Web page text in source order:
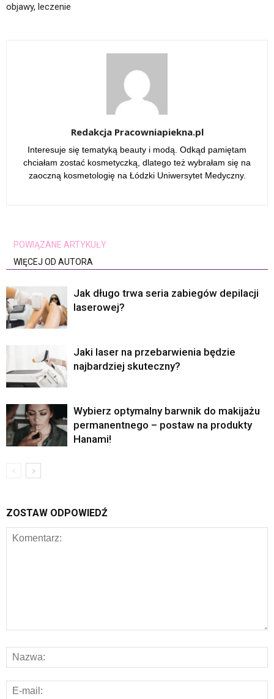
objawy, leczenie
Redakcja Pracowniapiekna.pl
Interesuje się tematyką beauty i modą. Odkąd pamiętam
chciałam zostać kosmetyczką, dlatego też wybrałam się na
zaoczną kosmetologię na Łódzki Uniwersytet Medyczny.
POWIĄZANE ARTYKUŁY
WIĘCEJ OD AUTORA
Jak długo trwa seria zabiegów depilacji
laserowej?
Jaki laser na przebarwienia będzie
najbardziej skuteczny?
Wybierz optymalny barwnik do makijażu
permanentnego – postaw na produkty
Hanami!
ZOSTAW ODPOWIEDŹ